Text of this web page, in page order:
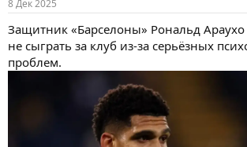
ы
л
а
8 Дек 2025
Защитник «Барселоны» Рональд
не сыграть за клуб из-за серьёзных
проблем.